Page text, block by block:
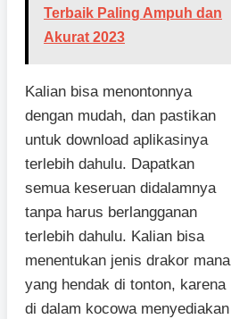
Terbaik Paling Ampuh dan
Akurat 2023
Kalian bisa menontonnya
dengan mudah, dan pastikan
untuk download aplikasinya
terlebih dahulu. Dapatkan
semua keseruan didalamnya
tanpa harus berlangganan
terlebih dahulu. Kalian bisa
menentukan jenis drakor mana
yang hendak di tonton, karena
di dalam kocowa menyediakan